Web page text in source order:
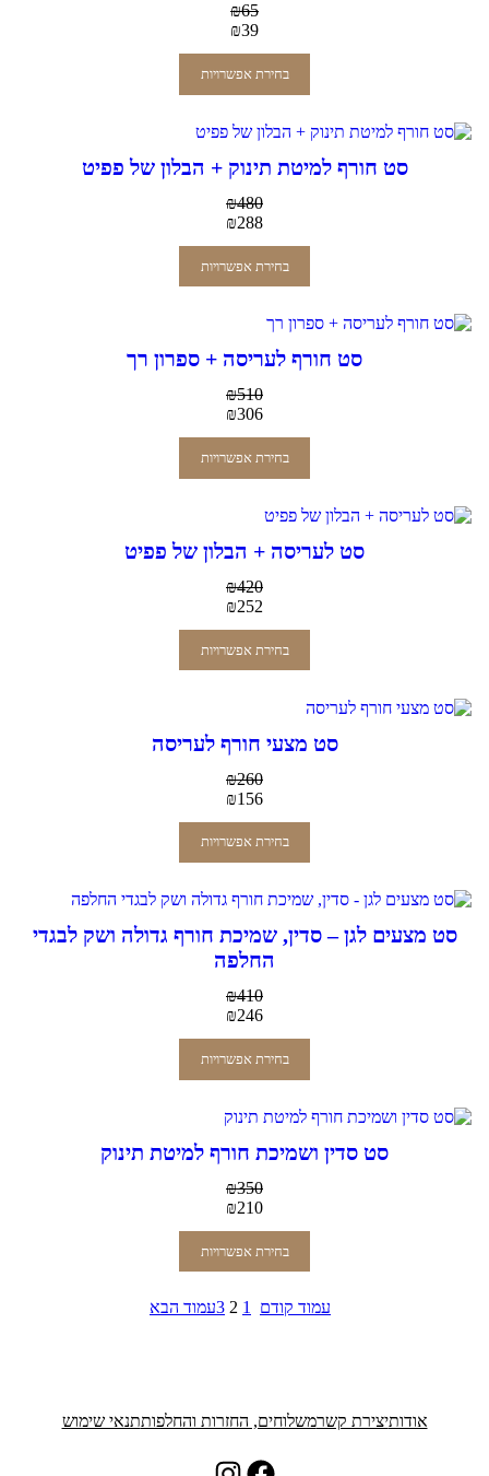
₪65
₪39
בחירת אפשרויות
סט חורף למיטת תינוק + הבלון של פפיט
₪480
₪288
בחירת אפשרויות
סט חורף לעריסה + ספרון רך
₪510
₪306
בחירת אפשרויות
סט לעריסה + הבלון של פפיט
₪420
₪252
בחירת אפשרויות
סט מצעי חורף לעריסה
₪260
₪156
בחירת אפשרויות
סט מצעים לגן – סדין, שמיכת חורף גדולה ושק לבגדי
החלפה
₪410
₪246
בחירת אפשרויות
סט סדין ושמיכת חורף למיטת תינוק
₪350
₪210
בחירת אפשרויות
עמוד קודם 1
2
3עמוד הבא
אודותיצירת קשרמשלוחים, החזרות והחלפותתנאי שימוש